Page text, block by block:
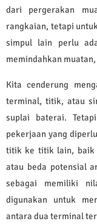
dari pergerakan
rangkaian, tetapi
simpul lain perlu
memindahkan
Kita cenderung
terminal, titik, atau
suplai baterai.
pekerjaan yang
titik ke titik lain, baik
atau beda potensial
sebagai memiliki
digunakan untuk
antara dua terminal